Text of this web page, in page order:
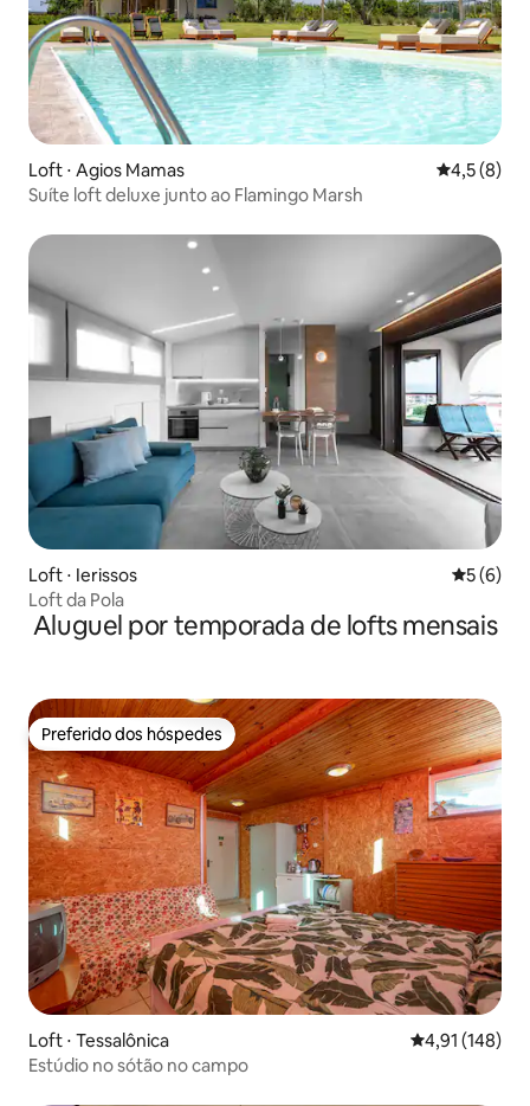
Loft ⋅ Agios Mamas 4,5 de
4,5 (8)
Suíte loft deluxe junto ao Flamingo Marsh
Loft ⋅ Ierissos 5 de
5 (6)
Loft da Pola
Aluguel por temporada de lofts mensais
Preferido dos hóspedes
Preferido dos hóspedes
Loft ⋅ Tessalônica 4,91 de uma
4,91 (148)
Estúdio no sótão no campo